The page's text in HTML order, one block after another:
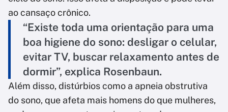
ao cansaço crônico.
“Existe toda uma orientação para uma
boa higiene do sono: desligar o celular,
evitar TV, buscar relaxamento antes de
dormir”, explica Rosenbaun.
Além disso, distúrbios como a apneia obstrutiva
do sono, que afeta mais homens do que mulheres,